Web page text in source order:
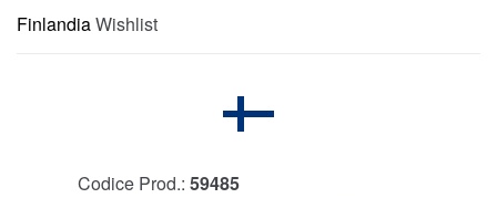
FinlandiaWishlist
Codice Prod.: 59485